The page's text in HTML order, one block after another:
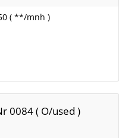
( **/mnh )